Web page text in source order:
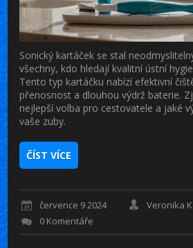
Sonický kartáček se stal
všechny, kdo hledají kvalitní ústní
Tento typ kartáčku nabízí efektivní
přenosnost a dlouhou výdrž baterie.
nejlepší volba pro cestovatele a jaké
vaše zuby.
ČÍST VÍCE
července 9 2024
Veronika
0 Komentáře